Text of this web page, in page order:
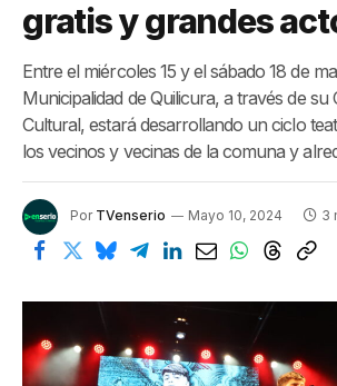
gratis y grandes
Entre el miércoles 15 y el sábado 18 de
Municipalidad de Quilicura, a través de
Cultural, estará desarrollando un ciclo
los vecinos y vecinas de la comuna y
Por TVenserio Mayo 10, 2024 3